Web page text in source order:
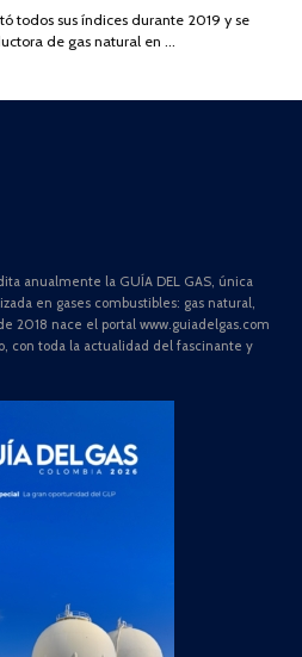
2025
todos sus índices durante 2019 y se
de gas natural en …
anualmente la GUÍA DEL GAS, única
en gases combustibles: gas natural,
2018 nace el portal www.guiadelgas.com
con toda la actualidad del fascinante y